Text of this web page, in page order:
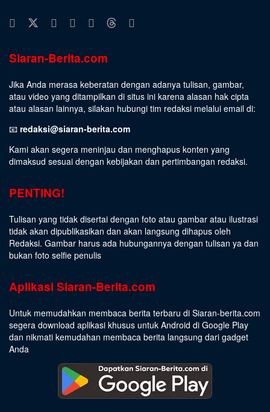
Siaran-Berita.com
Jika Anda merasa keberatan dengan adanya tulisan, gambar,
atau video yang ditampilkan di situs ini karena alasan hak cipta
atau alasan lainnya, silakan hubungi tim redaksi melalui email di:
📧 redaksi@siaran-berita.com
Kami akan segera meninjau dan menghapus konten yang
dimaksud sesuai dengan kebijakan dan pertimbangan redaksi.
PENTING!
Tulisan yang tidak disertai dengan foto atau gambar atau ilustrasi
tidak akan dipublikasikan dan akan langsung dihapus oleh
Redaksi. Gambar harus ada hubungannya dengan tulisan ya dan
bukan foto selfie penulis
Aplikasi Siaran-Berita.com
Untuk memudahkan membaca berita terbaru di Siaran-berita.com
segera download aplikasi khusus untuk Android di Google Play
dan nikmati kemudahan membaca berita langsung dari gadget
Anda